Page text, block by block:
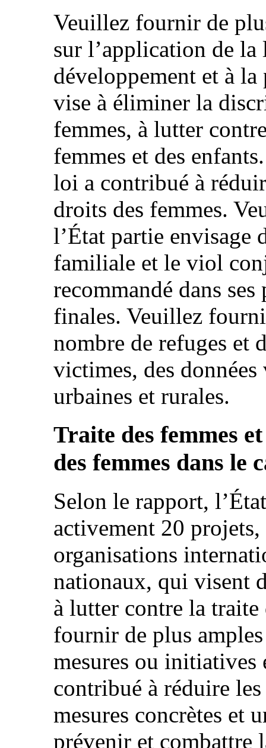
Veuillez fournir de
sur l’application de
développement et à
vise à éliminer la
femmes, à lutter
femmes et des
loi a contribué à
droits des femmes.
l’État partie envisage
familiale et le viol
recommandé dans
finales. Veuillez
nombre de refuges et
victimes, des
urbaines et rurales.
Traite des femmes
des femmes dans le
Selon le rapport,
activement 20
organisations
nationaux, qui visent
à lutter contre la traite
fournir de plus
mesures ou
contribué à réduire
mesures concrètes et
prévenir et combattre